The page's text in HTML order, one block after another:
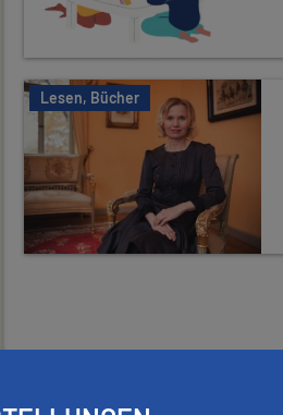
Lesen, Bücher
P
G